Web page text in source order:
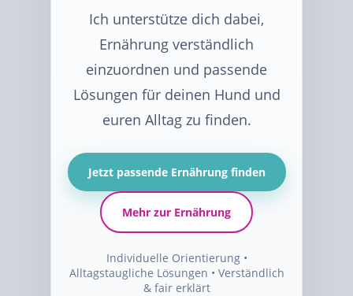
Ich unterstütze dich dabei,
Ernährung verständlich
einzuordnen und passende
Lösungen für deinen Hund und
euren Alltag zu finden.
Jetzt passende Ernährung finden
Mehr zur Ernährung
Individuelle Orientierung •
Alltagstaugliche Lösungen • Verständlich
& fair erklärt